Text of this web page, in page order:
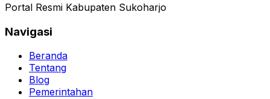
Portal Resmi Kabupaten Sukoharjo
Navigasi
Beranda
Tentang
Blog
Pemerintahan